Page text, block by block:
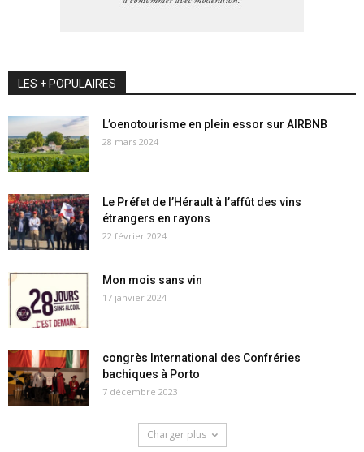
LES + POPULAIRES
L’oenotourisme en plein essor sur AIRBNB
28 mars 2024
Le Préfet de l’Hérault à l’affût des vins
étrangers en rayons
22 février 2024
Mon mois sans vin
17 janvier 2024
congrès International des Confréries
bachiques à Porto
7 décembre 2023
Charger plus